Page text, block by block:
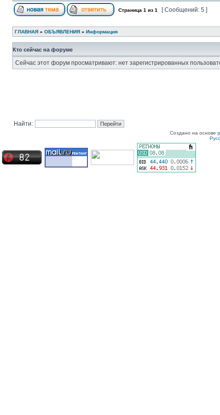
Страница 1 из 1 [ Сообщений: 5 ]
ГЛАВНАЯ » ОБЪЯВЛЕНИЯ » Информация
Кто сейчас на форуме
Сейчас этот форум просматривают: нет зарегистрированных
Найти:
Создано на основе